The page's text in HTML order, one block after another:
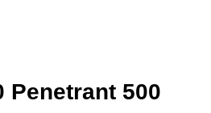
Penetrant 500